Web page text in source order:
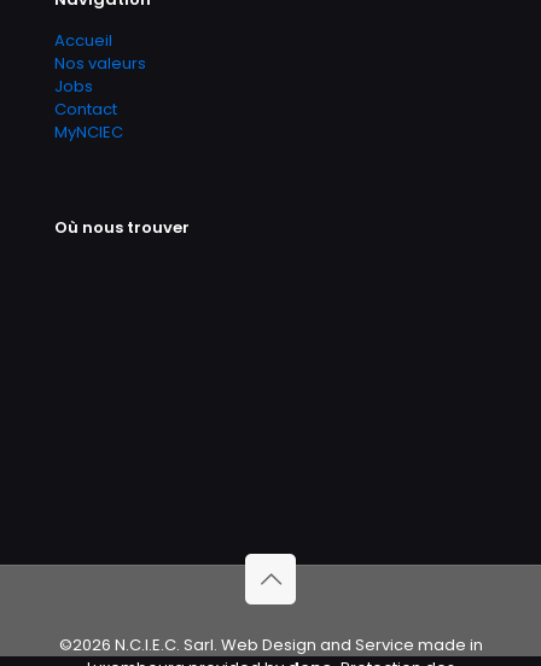
Accueil
Nos valeurs
Jobs
Contact
MyNCIEC
Où nous trouver
©2026 N.C.I.E.C. Sarl. Web Design and Service made in